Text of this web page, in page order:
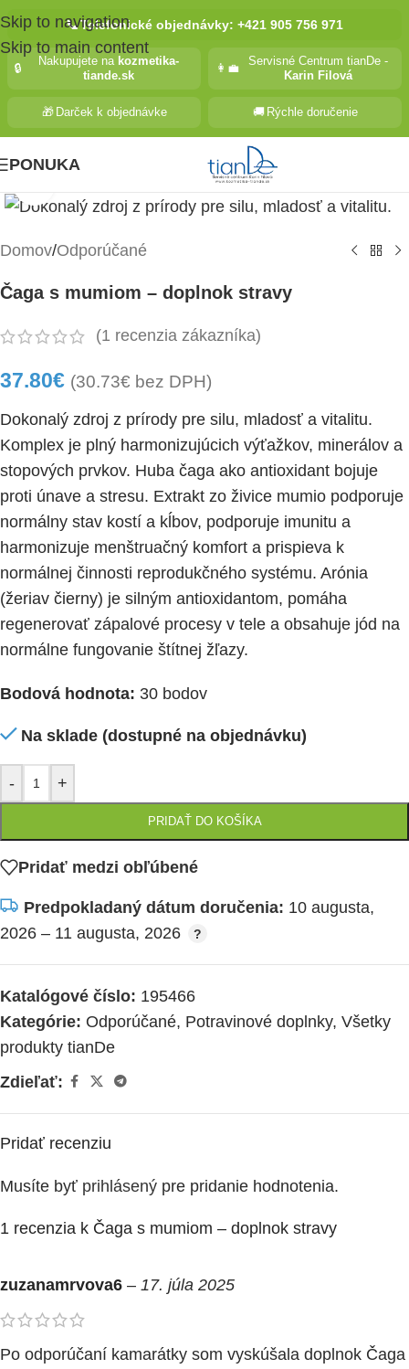
Skip to navigation
Skip to main content
📞Telefonické objednávky: +421 905 756 971
🔒
Nakupujete na kozmetika-
tiande.sk
👩‍💼
Servisné Centrum tianDe -
Karin Filová
🎁 Darček k objednávke 🚚 Rýchle doručenie
PONUKA
Domov/Odporúčané
Čaga s mumiom – doplnok stravy
(1 recenzia zákazníka)
37.80€ (30.73€ bez DPH)
Dokonalý zdroj z prírody pre silu, mladosť a vitalitu.
Komplex je plný harmonizujúcich výťažkov, minerálov a
stopových prvkov. Huba čaga ako antioxidant bojuje
proti únave a stresu. Extrakt zo živice mumio podporuje
normálny stav kostí a kĺbov, podporuje imunitu a
harmonizuje menštruačný komfort a prispieva k
normálnej činnosti reprodukčného systému. Arónia
(žeriav čierny) je silným antioxidantom, pomáha
regenerovať zápalové procesy v tele a obsahuje jód na
normálne fungovanie štítnej žľazy.
Bodová hodnota: 30 bodov
Na sklade (dostupné na objednávku)
- +
PRIDAŤ DO KOŠÍKA
Pridať medzi obľúbené
Predpokladaný dátum doručenia: 10 augusta,
2026 – 11 augusta, 2026
Katalógové číslo: 195466
Kategórie: Odporúčané, Potravinové doplnky, Všetky
produkty tianDe
Zdieľať:
1 recenzia k Čaga s mumiom – doplnok stravy
zuzanamrvova6 – 17. júla 2025
Po odporúčaní kamarátky som vyskúšala doplnok Čaga
Pridať recenziu
Musíte byť prihlásený pre pridanie hodnotenia.